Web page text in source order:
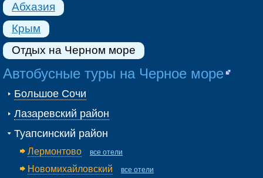
Абхазия
Крым
Отдых на Черном море
Автобусные туры на Черное море
Большое Сочи
Лазаревский район
Туапсинский район
Лермонтово все отели
Новомихайловский все отели